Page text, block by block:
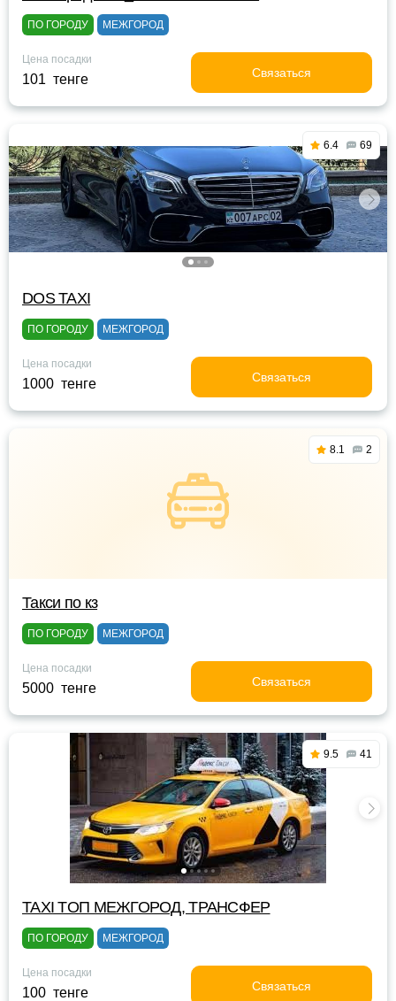
ПО ГОРОДУ МЕЖГОРОД
Цена посадки
101 тенге Связаться
6.4 69
DOS TAXI
ПО ГОРОДУ МЕЖГОРОД
Цена посадки
1000 тенге Связаться
8.1 2
Такси по кз
ПО ГОРОДУ МЕЖГОРОД
Цена посадки
5000 тенге Связаться
9.5 41
TAXI TOП МЕЖГОРОД, ТРАНСФЕР
ПО ГОРОДУ МЕЖГОРОД
Цена посадки
100 тенге Связаться